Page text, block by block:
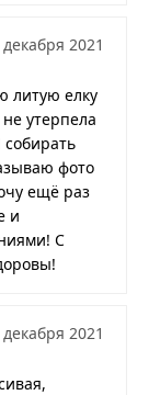
2021
литую елку
утерпела
фото
ещё раз
и
С
декабря 2021